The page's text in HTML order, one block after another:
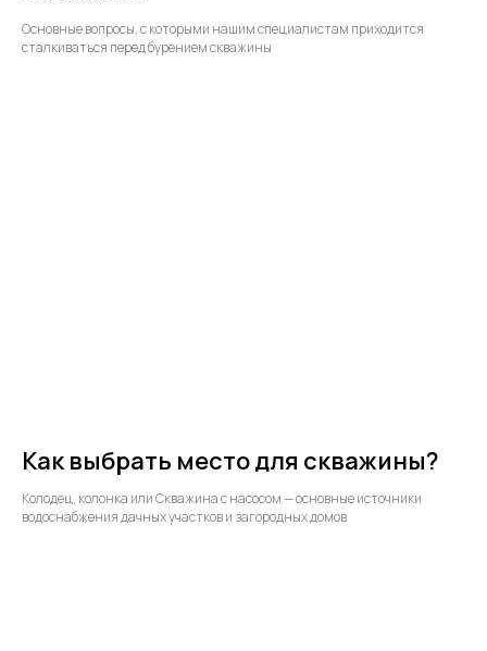
Основные вопросы, с которыми нашим специалистам приходится
сталкиваться перед бурением скважины
Как выбрать место для скважины?
Колодец, колонка или Скважина с насосом — основные источники
водоснабжения дачных участков и загородных домов